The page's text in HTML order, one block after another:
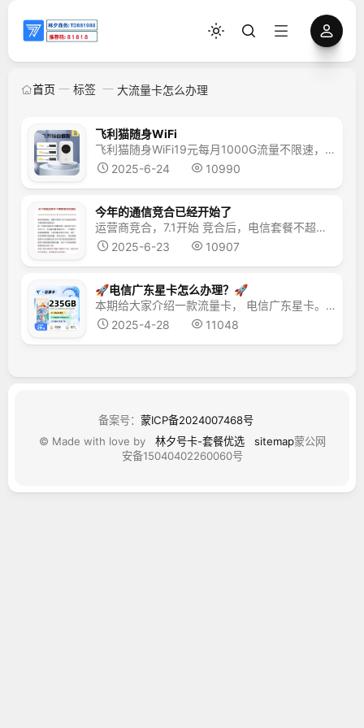
首页 标签 大流量卡怎么办理
飞利猫随身WiFi
飞利猫随身WiFi ​19元每月1000G流量 ​不限速，不卡顿，不预存 联通 电信双网络 玩游戏延迟低 ​每月只需要充值19（随用随充） ​设备2年质保，7天无理由退换。
2025-6-24
10990
今年的通信竞合已经开始了
运营商竞合，7.1开始 竞合后，电信套餐不超过80g ​可能会下架现有流量卡，恢复29元/80G 请需要的客户立即办理，不要等月底了
2025-6-23
10907
🚀电信广东星卡怎么办理？🚀
本期给大家介绍一款流量卡， 电信广东星卡。 【广东专属福利】电信百草卡，流量大爆炸！🚀 🌟仅需29元，享205G通用流量+30G定向流量+100分钟通话！ 🌟省内专属，仅发广东，自主激活，方便快捷！ 🌟流量当月到账，即充即用，无需等待！ 🔥限时抢购，错过不再有！🔥 🛒立即办理：https://vip.777haoka.cn/order/index.php?u...
2025-4-28
11048
备案号： 蒙ICP备2024007468号
© Made with love by
林夕号卡-套餐优选 sitemap蒙公网
安备15040402260060号